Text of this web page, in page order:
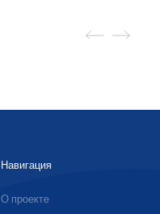
Навигация
О проекте